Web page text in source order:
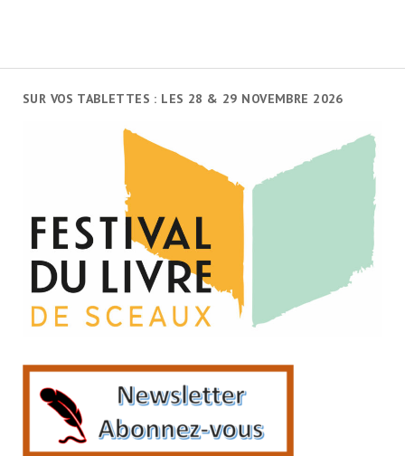
SUR VOS TABLETTES : LES 28 & 29 NOVEMBRE 2026